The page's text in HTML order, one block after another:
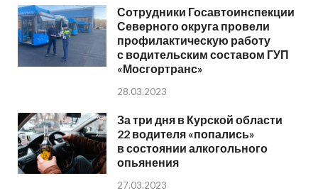
Сотрудники Госавтоинспекции
Северного округа провели
профилактическую работу
с водительским составом ГУП
«Мосгортранс»
28.03.2023
За три дня в Курской области
22 водителя «попались»
в состоянии алкогольного
опьянения
27.03.2023